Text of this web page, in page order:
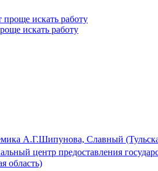
искать работу
А.Г.Шипунова, Славный
центр предоставления
область)